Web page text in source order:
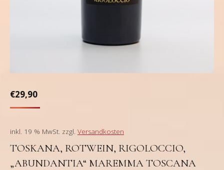
€29,90
inkl. 19 % MwSt. zzgl. Versandkosten
TOSKANA, ROTWEIN, RIGOLOCCIO,
„ABUNDANTIA“ MAREMMA TOSCANA